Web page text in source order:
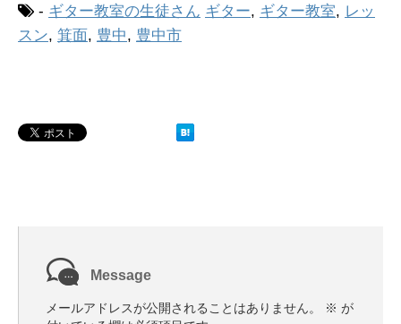
- ギター教室の生徒さん ギター, ギター教室, レッ
スン, 箕面, 豊中, 豊中市
Message
メールアドレスが公開されることはありません。 ※ が